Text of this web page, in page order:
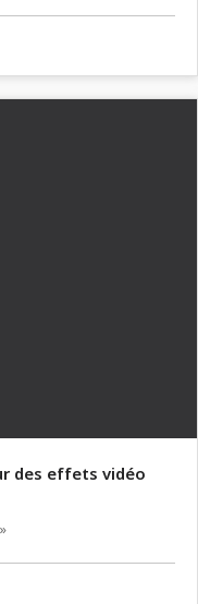
des effets vidéo